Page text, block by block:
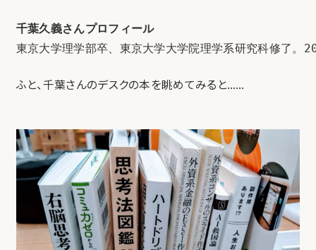
千葉久義さんプロフィール
東京大学理学部卒、東京大学大学院理学系研究科修了
ふと、千葉さんのデスクの本を眺めてみると……